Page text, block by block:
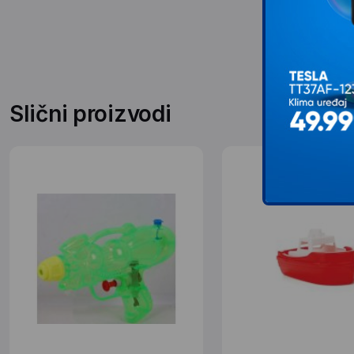
Slični proizvodi